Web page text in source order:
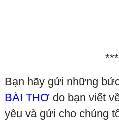
***
Bạn hãy gửi những
BÀI THƠ do bạn viết
yêu và gửi cho chúng